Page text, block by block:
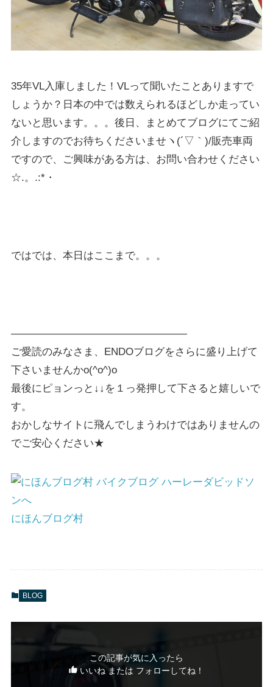
35年VL入庫しました！VLって聞いたことありますで
しょうか？日本の中では数えられるほどしか走ってい
ないと思います。。。後日、まとめてブログにてご紹
介しますのでお待ちくださいませヽ(´▽｀)/販売車両
ですので、ご興味がある方は、お問い合わせください
☆.。.:*・
ではでは、本日はここまで。。。
—————————————————
ご愛読のみなさま、ENDOブログをさらに盛り上げて
下さいませんかo(^o^)o
最後にピョンっと↓↓を１っ発押して下さると嬉しいで
す。
おかしなサイトに飛んでしまうわけではありませんの
でご安心ください★
にほんブログ村
BLOG
この記事が気に入ったら
いいね または フォローしてね！